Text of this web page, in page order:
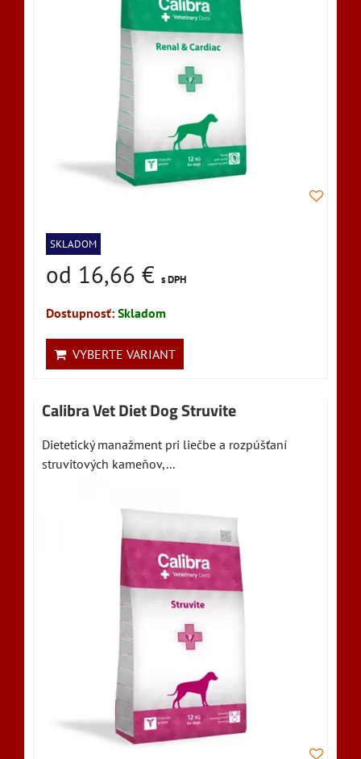
SKLADOM
od 16,66 € s DPH
Dostupnosť: Skladom
VYBERTE VARIANT
Calibra Vet Diet Dog Struvite
Dietetický manažment pri liečbe a rozpúšťaní
struvitových kameňov,...